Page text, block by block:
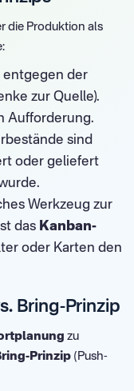
die Produktion als
entgegen der
zur Quelle).
Aufforderung.
sind
oder geliefert
Werkzeug zur
das Kanban-
oder Karten den
Bring-Prinzip
zu
Prinzip (Push-